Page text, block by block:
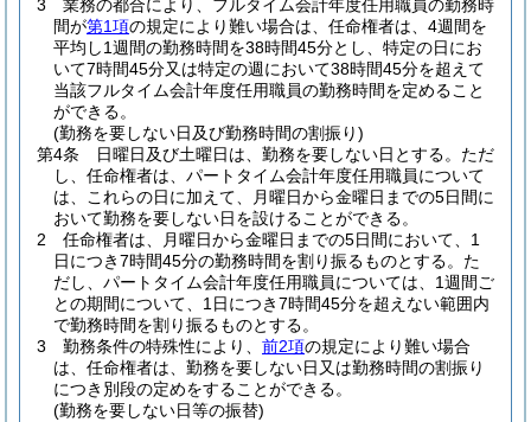
3
業務の都合により、フルタイム会計年度任用職員の勤務時
間が第1項の規定により難い場合は、任命権者は、4週間を
平均し1週間の勤務時間を38時間45分とし、特定の日にお
いて7時間45分又は特定の週において38時間45分を超えて
当該フルタイム会計年度任用職員の勤務時間を定めること
ができる。
(勤務を要しない日及び勤務時間の割振り)
第4条
日曜日及び土曜日は、勤務を要しない日とする。 ただ
し、任命権者は、パートタイム会計年度任用職員について
は、これらの日に加えて、月曜日から金曜日までの5日間に
おいて勤務を要しない日を設けることができる。
2
任命権者は、月曜日から金曜日までの5日間において、1
日につき7時間45分の勤務時間を割り振るものとする。 た
だし、パートタイム会計年度任用職員については、1週間ご
との期間について、1日につき7時間45分を超えない範囲内
で勤務時間を割り振るものとする。
3
勤務条件の特殊性により、 前2項の規定により難い場合
は、任命権者は、勤務を要しない日又は勤務時間の割振り
につき別段の定めをすることができる。
(勤務を要しない日等の振替)